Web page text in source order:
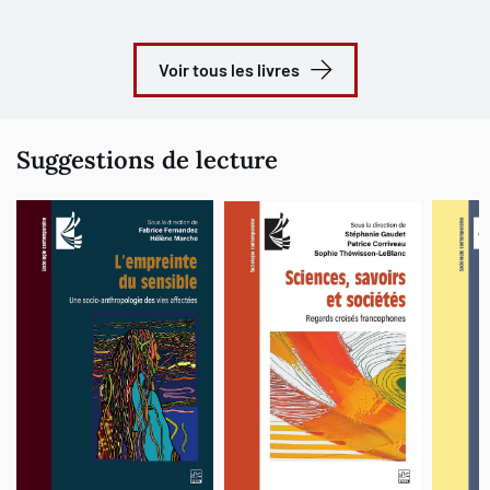
personne et le texte prend la forme d'un discours de révélation.
Elle interroge Eleleth sur la nature et l'origine des archontes, sur
sa propre nature et sur le temps qu'il reste avant la libération des
création et l'abandon de Samæl (le démiurge) par Sophia. Il
raconte aussi les actions de Zoé (vie), la fille de Sophia, et la
repentance du fils de Samæl, Sabaoth. Le professeur Barc
souligne que ces dernières révélations proviennent d'une source
différente de celle du début du texte et que ces deux sources ne
sont pas complètement en accord l'une avec l'autre. Le récit
prend fin avec la discussion de la venue de «l'Homme véritable»
(96,33-34) qui enseignera la vérité et libérera les élus, qui
«monteront vers la lumière illimitée» (97,8).
Dans son introduction et son commentaire, le professeur Barc
souligne que l'Hypostase des archontes serait le résultat d'un
travail de synthèse à partir de deux sources principales. Le
rédacteur, tout en respectant scrupuleusement le schéma
Voir tous les livres
Suggestions de lecture